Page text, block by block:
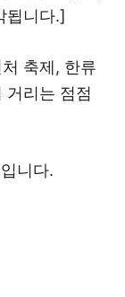
됩니다.]
축제, 한류
거리는 점점
니다.